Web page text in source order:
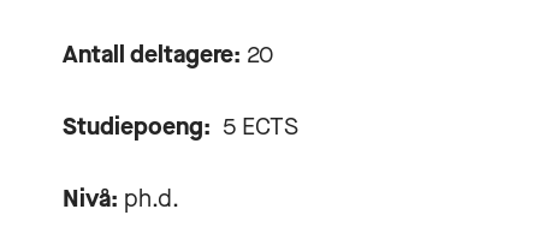
Antall deltagere: 20
Studiepoeng: 5 ECTS
Nivå: ph.d.